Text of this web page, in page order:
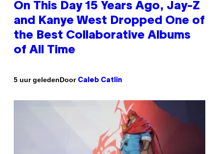
On This Day 15 Years Ago, Jay-Z
and Kanye West Dropped One of
the Best Collaborative Albums
of All Time
5 uur geledenDoor Caleb Catlin